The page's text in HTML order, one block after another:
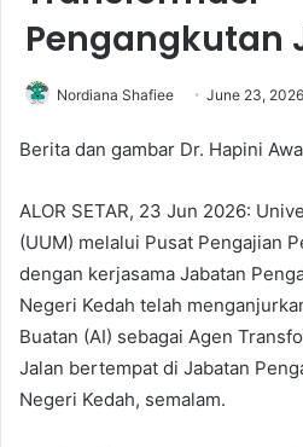
Pengangkutan
Nordiana Shafiee June 23, 2026
Berita dan gambar Dr. Hapini
ALOR SETAR, 23 Jun 2026:
(UUM) melalui Pusat Pengajian
dengan kerjasama Jabatan
Negeri Kedah telah
Buatan (AI) sebagai Agen
Jalan bertempat di Jabatan
Negeri Kedah, semalam.